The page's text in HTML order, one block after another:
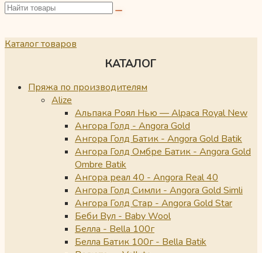
Каталог товаров
КАТАЛОГ
Пряжа по производителям
Alize
Альпака Роял Нью — Alpaca Royal New
Ангора Голд - Angora Gold
Ангора Голд Батик - Angora Gold Batik
Ангора Голд Омбре Батик - Angora Gold
Ombre Batik
Ангора реал 40 - Angora Real 40
Ангора Голд Симли - Angora Gold Simli
Ангора Голд Стар - Angora Gold Star
Беби Вул - Baby Wool
Белла - Bella 100г
Белла Батик 100г - Bella Batik